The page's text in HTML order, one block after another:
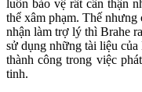
luôn bảo vệ rất cẩn thận
thể xâm phạm. Thế
nhận làm trợ lý thì Brahe
sử dụng những tài liệu
thành công trong việc
tinh.